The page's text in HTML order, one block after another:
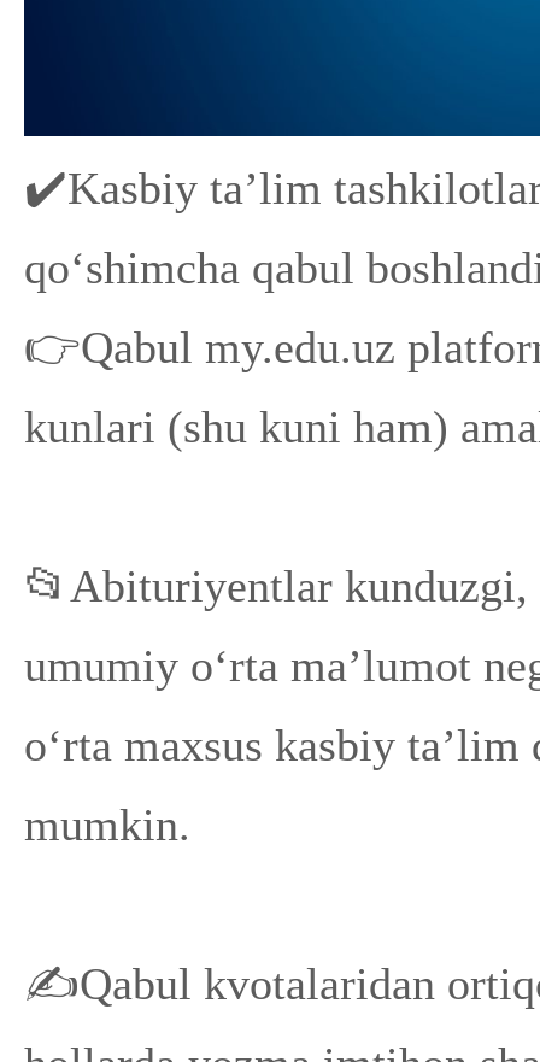
✔️Kasbiy ta’lim
qo‘shimcha qabul
👉Qabul my.edu.uz
kunlari (shu kuni ham)
📂Abituriyentlar kunduzgi,
umumiy o‘rta ma’lumot
o‘rta maxsus kasbiy
mumkin.
✍️Qabul kvotalaridan